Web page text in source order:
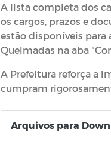
A lista completa dos
os cargos, prazos e
estão disponíveis para
Queimadas na aba
A Prefeitura reforça a
cumpram
Arquivos para